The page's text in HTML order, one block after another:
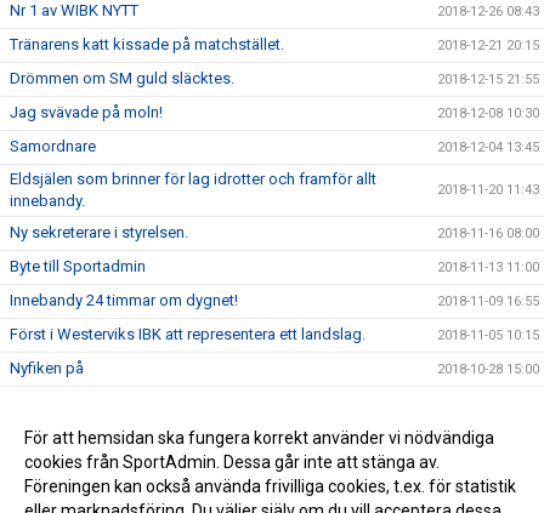
Nr 1 av WIBK NYTT 2018-12-26 08:43
Tränarens katt kissade på matchstället. 2018-12-21 20:15
Drömmen om SM guld släcktes. 2018-12-15 21:55
Jag svävade på moln! 2018-12-08 10:30
Samordnare 2018-12-04 13:45
Eldsjälen som brinner för lag idrotter och framför allt
innebandy.
2018-11-20 11:43
Ny sekreterare i styrelsen. 2018-11-16 08:00
Byte till Sportadmin 2018-11-13 11:00
Innebandy 24 timmar om dygnet! 2018-11-09 16:55
Först i Westerviks IBK att representera ett landslag. 2018-11-05 10:15
Nyfiken på 2018-10-28 15:00
WIBK Motion Dam 2018-10-22 07:34
WIBK Motion 2018-10-12 08:29
För att hemsidan ska fungera korrekt använder vi nödvändiga
cookies från SportAdmin. Dessa går inte att stänga av.
Föreningen kan också använda frivilliga cookies, t.ex. för statistik